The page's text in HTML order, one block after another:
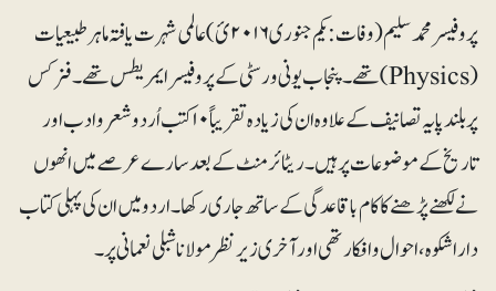
پروفیسر محمد سلیم (وفات: یکم جنوری ۲۰۱۶ئ) عالمی شہرت یافتہ ماہر طبیعیات
(Physics) تھے۔ پنجاب یونی ورسٹی کے پروفیسر ایمریطس تھے۔ فزکس
پر بلندپایہ تصانیف کے علاوہ ان کی زیادہ تقریباً ۱۰ کتب اُردو شعر و ادب اور
تاریخ کے موضوعات پر ہیں۔ ریٹائرمنٹ کے بعد سارے عرصے میں انھوں
نے لکھنے پڑھنے کا کام باقاعدگی کے ساتھ جاری رکھا۔ اردو میں ان کی پہلی کتاب
داراشکوہ، احوال وافکار تھی اور آخری زیرنظر مولانا شبلی نعمانی پر۔